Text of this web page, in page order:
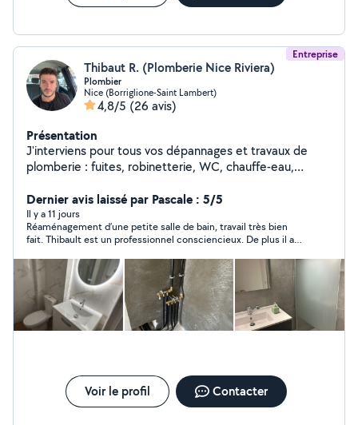
Entreprise
Thibaut R. (Plomberie Nice Riviera)
Plombier
Nice (Borriglione-Saint Lambert)
4,8/5 (26 avis)
Présentation
J'interviens pour tous vos dépannages et travaux de
plomberie : fuites, robinetterie, WC, chauffe-eau,
et soigné, devis clair avant intervention, tarifs honnêtes
et adaptés à votre budget. Réactif et à l'écoute, je
privilégie toujours des solutions durables. Disponible
rapidement sur Nice et alentours.
Dernier avis laissé par Pascale : 5/5
Il y a 11 jours
Réaménagement d’une petite salle de bain, travail très bien
fait. Thibault est un professionnel consciencieux. De plus il a
imprévu de fuite d’eau au niveau des toilettes. Ses tarifs sont
raisonnables. Je recommande à 100% sans aucun doute.
Voir le profil Contacter